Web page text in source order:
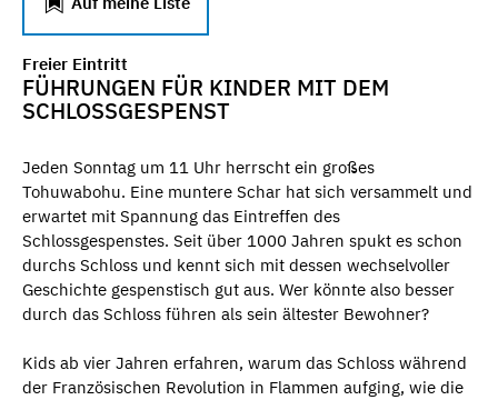
Freier Eintritt
FÜHRUNGEN FÜR KINDER MIT DEM
SCHLOSSGESPENST
Jeden Sonntag um 11 Uhr herrscht ein großes
Tohuwabohu. Eine muntere Schar hat sich versammelt und
erwartet mit Spannung das Eintreffen des
Schlossgespenstes. Seit über 1000 Jahren spukt es schon
durchs Schloss und kennt sich mit dessen wechselvoller
Geschichte gespenstisch gut aus. Wer könnte also besser
durch das Schloss führen als sein ältester Bewohner?
Kids ab vier Jahren erfahren, warum das Schloss während
der Französischen Revolution in Flammen aufging, wie die